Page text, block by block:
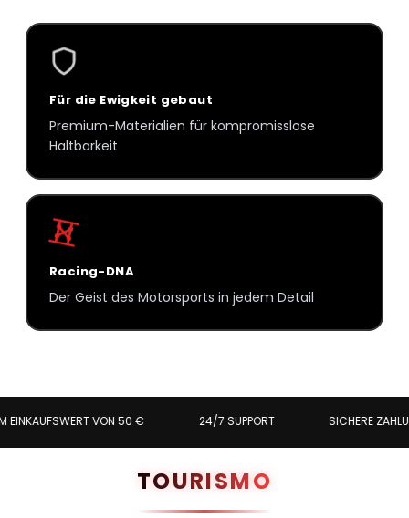
Für die Ewigkeit gebaut
Premium-Materialien für kompromisslose
Haltbarkeit
Racing-DNA
Der Geist des Motorsports in jedem Detail
VON 50 € 24/7 SUPPORT SICHERE ZAHLUNG
TOURISMO